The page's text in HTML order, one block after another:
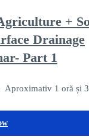
+
Drainage
Part 1
Aproximativ 1 oră și